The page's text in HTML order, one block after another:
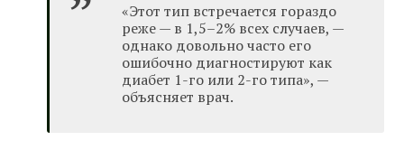
«Этот тип встречается гораздо
реже — в 1,5–2% всех случаев, —
однако довольно часто его
ошибочно диагностируют как
диабет 1-го или 2-го типа», —
объясняет врач.